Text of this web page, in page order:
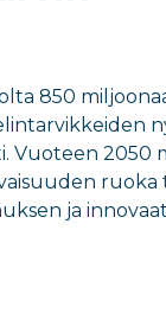
850
Vuoteen 2050
ruoka
ja